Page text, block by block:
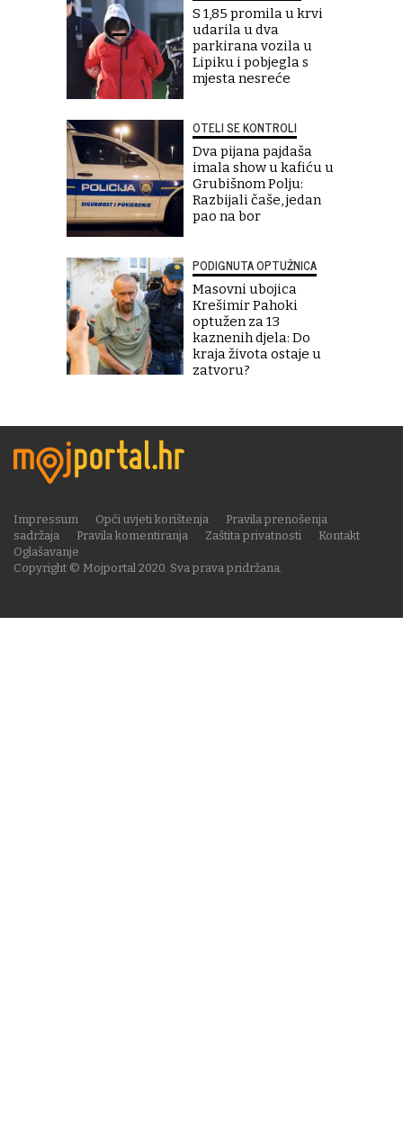
S 1,85 promila u krvi
udarila u dva
parkirana vozila u
Lipiku i pobjegla s
mjesta nesreće
OTELI SE KONTROLI
Dva pijana pajdaša
imala show u kafiću u
Grubišnom Polju:
Razbijali čaše, jedan
pao na bor
PODIGNUTA OPTUŽNICA
Masovni ubojica
Krešimir Pahoki
optužen za 13
kaznenih djela: Do
kraja života ostaje u
zatvoru?
Copyright © Mojportal 2020. Sva prava pridržana.
Impressum Opći uvjeti korištenja
Pravila prenošenja
sadržaja
Pravila komentiranja Zaštita privatnosti
Kontakt
Oglašavanje